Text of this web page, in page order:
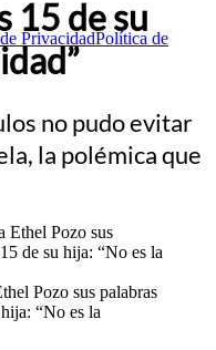
PrivacidadPolítica de
15 de su
no pudo evitar
la polémica que
Pozo sus palabras
“No es la